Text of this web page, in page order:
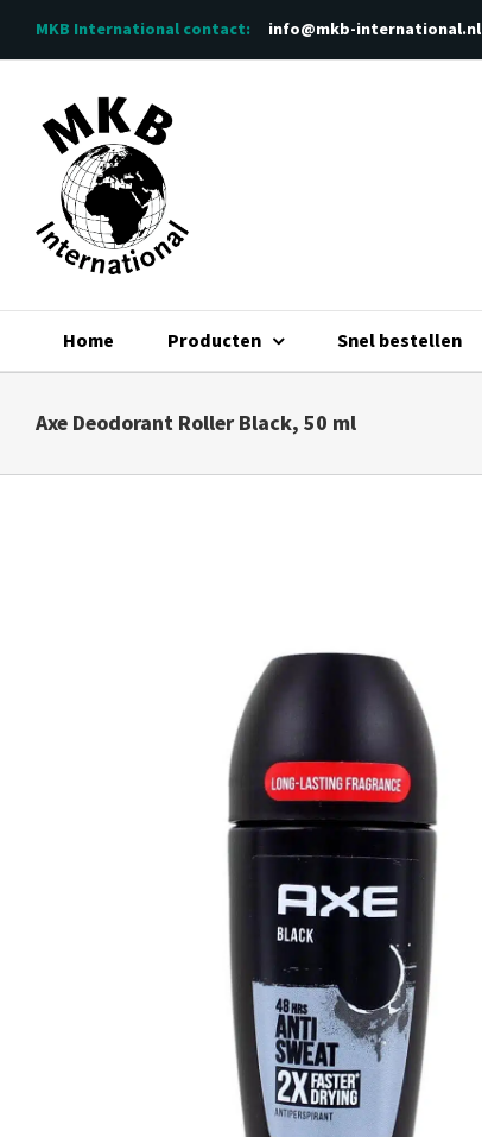
inhoud
MKB International contact: info@mkb-international.nl
Home Producten Snel bestellen
Axe Deodorant Roller Black, 50 ml